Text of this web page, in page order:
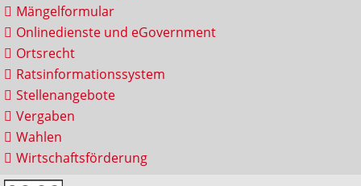
Mängelformular
Onlinedienste und eGovernment
Ortsrecht
Ratsinformationssystem
Stellenangebote
Vergaben
Wahlen
Wirtschaftsförderung